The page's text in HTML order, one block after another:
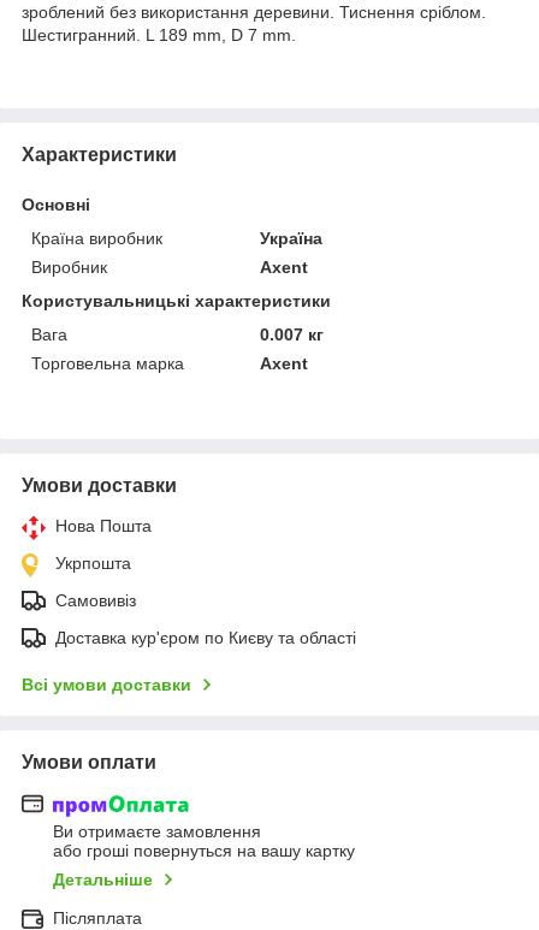
зроблений без використання деревини. Тиснення сріблом.
Шестигранний. L 189 mm, D 7 mm.
Характеристики
Основні
Країна виробник
Україна
Виробник
Axent
Користувальницькі характеристики
Вага
0.007 кг
Торговельна марка
Axent
Умови доставки
Нова Пошта
Укрпошта
Самовивіз
Доставка кур'єром по Києву та області
Всі умови доставки
Умови оплати
Ви отримаєте замовлення
або гроші повернуться на вашу картку
Детальніше
Післяплата